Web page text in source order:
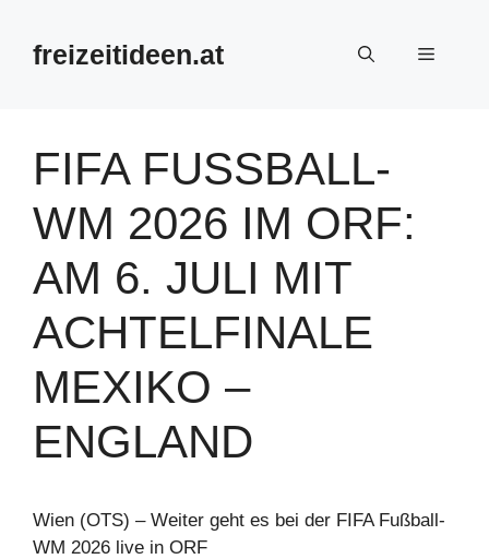
Inhalt
springenfreizeitideen.at Menü
FIFA FUSSBALL-W
M 2026 IM ORF: A
M 6. JULI MIT A
CHTELFINALE M
EXIKO – E
NGLAND
Wien (OTS) – Weiter geht es bei der FIFA Fußball-
WM 2026 live in ORF